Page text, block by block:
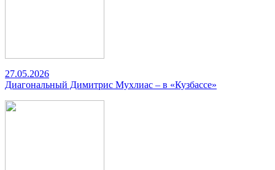
27.05.2026
Диагональный Димитрис Мухлиас – в «Кузбассе»